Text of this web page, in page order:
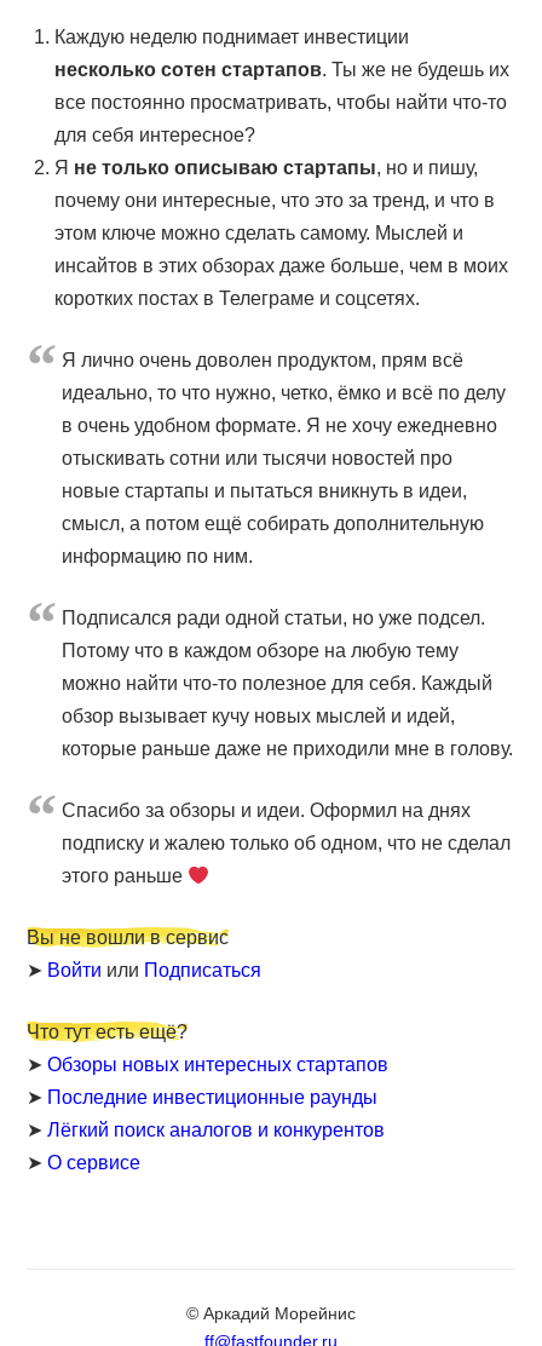
Каждую неделю поднимает инвестиции
несколько сотен стартапов. Ты же не будешь их
все постоянно просматривать, чтобы найти что-то
для себя интересное?
Я не только описываю стартапы, но и пишу,
почему они интересные, что это за тренд, и что в
этом ключе можно сделать самому. Мыслей и
инсайтов в этих обзорах даже больше, чем в моих
коротких постах в Телеграме и соцсетях.
Я лично очень доволен продуктом, прям всё
идеально, то что нужно, четко, ёмко и всё по делу
в очень удобном формате. Я не хочу ежедневно
отыскивать сотни или тысячи новостей про
новые стартапы и пытаться вникнуть в идеи,
смысл, а потом ещё собирать дополнительную
информацию по ним.
Подписался ради одной статьи, но уже подсел.
Потому что в каждом обзоре на любую тему
можно найти что-то полезное для себя. Каждый
обзор вызывает кучу новых мыслей и идей,
которые раньше даже не приходили мне в голову.
Cпасибо за обзоры и идеи. Оформил на днях
подписку и жалею только об одном, что не сделал
этого раньше
Вы не вошли в сервис
➤ Войти или Подписаться
Что тут есть ещё?
➤Обзоры новых интересных стартапов
➤ Последние инвестиционные раунды
➤Лёгкий поиск аналогов и конкурентов
➤О сервисе
© Аркадий Морейнис
ff@fastfounder.ru